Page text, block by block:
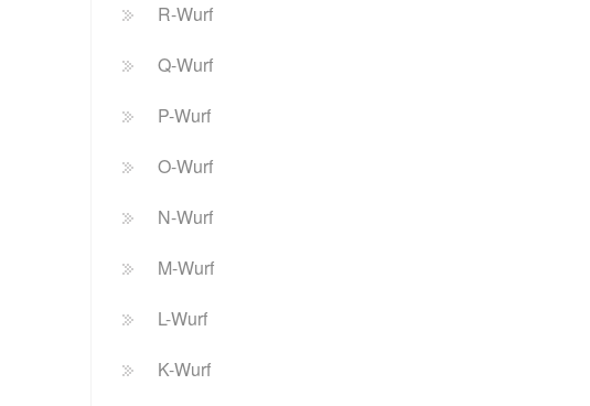
R-Wurf
Q-Wurf
P-Wurf
O-Wurf
N-Wurf
M-Wurf
L-Wurf
K-Wurf